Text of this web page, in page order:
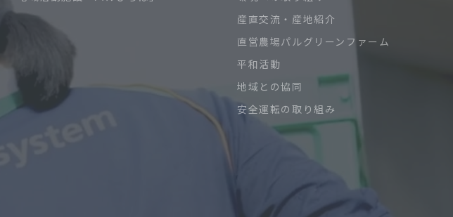
産直交流・産地紹介
直営農場パルグリーンファーム
平和活動
地域との協同
安全運転の取り組み